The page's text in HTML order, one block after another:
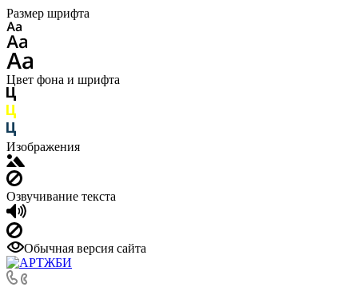
Размер шрифта
Цвет фона и шрифта
Изображения
Озвучивание текста
Обычная версия сайта